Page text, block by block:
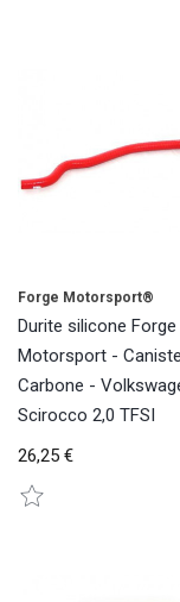
Forge Motorsport®
Durite silicone Forge
Motorsport -
Carbone -
Scirocco 2,0 TFSI
26,25 €